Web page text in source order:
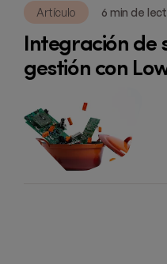
Artículo 6 min de
Integración de
gestión con